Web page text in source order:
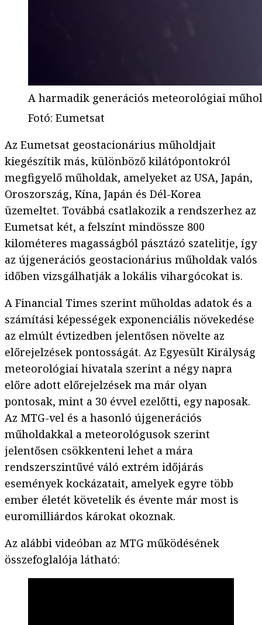
A harmadik generációs meteorológiai
Fotó: Eumetsat
Az Eumetsat geostacionárius műholdjait
kiegészítik más, különböző kilátópontokról
megfigyelő műholdak, amelyeket az USA, Japán,
Oroszország, Kína, Japán és Dél-Korea
üzemeltet. Továbbá csatlakozik a rendszerhez az
Eumetsat két, a felszínt mindössze 800
kilométeres magasságból pásztázó szatelitje, így
az újgenerációs geostacionárius műholdak valós
időben vizsgálhatják a lokális vihargócokat is.
A Financial Times szerint műholdas adatok és a
számítási képességek exponenciális növekedése
az elmúlt évtizedben jelentősen növelte az
előrejelzések pontosságát. Az Egyesült Királyság
meteorológiai hivatala szerint a négy napra
előre adott előrejelzések ma már olyan
pontosak, mint a 30 évvel ezelőtti, egy naposak.
Az MTG-vel és a hasonló újgenerációs
műholdakkal a meteorológusok szerint
jelentősen csökkenteni lehet a mára
rendszerszintűvé váló extrém időjárás
események kockázatait, amelyek egyre több
ember életét követelik és évente már most is
euromilliárdos károkat okoznak.
Az alábbi videóban az MTG működésének
összefoglalója látható: